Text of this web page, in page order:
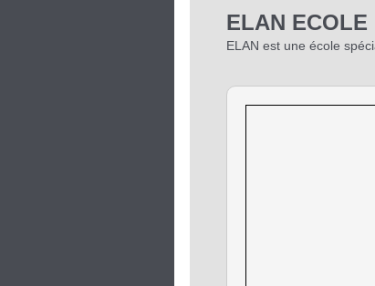
ELAN ECOLE
ELAN est une école